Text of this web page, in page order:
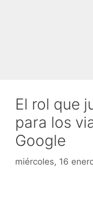
El rol que
para los
Google
miércoles, 16